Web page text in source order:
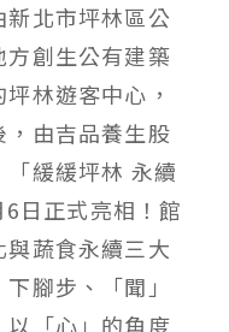
新北市坪林區公
創生公有建築
林遊客中心，
由吉品養生股
緩緩坪林 永續
日正式亮相！館
蔬食永續三大
腳步、「聞」
「心」的角度